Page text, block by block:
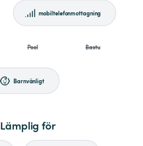
mobiltelefonmottagning
Pool Bastu
Barnvänligt
Lämplig för